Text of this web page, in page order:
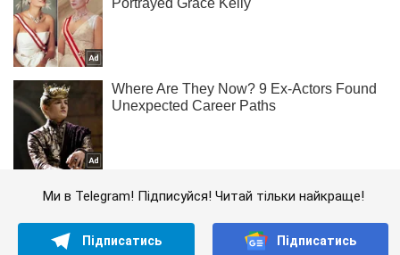
Ми в Telegram! Підписуйся! Читай тільки найкраще!
Підписатись Підписатись